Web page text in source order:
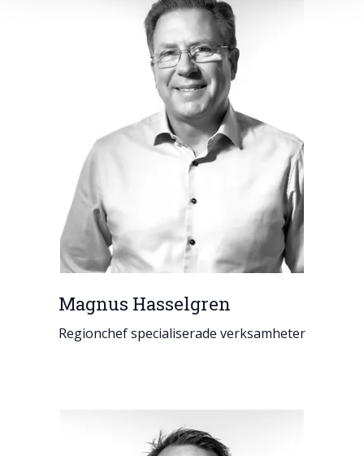
Magnus Hasselgren
Regionchef specialiserade verksamheter